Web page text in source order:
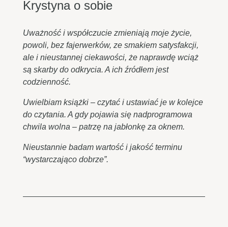
Krystyna o sobie
Uważność i współczucie zmieniają moje życie,
powoli, bez fajerwerków, ze smakiem satysfakcji,
ale i nieustannej ciekawości, że naprawdę wciąż
są skarby do odkrycia. A ich źródłem jest
codzienność.
Uwielbiam książki – czytać i ustawiać je w kolejce
do czytania. A gdy pojawia się nadprogramowa
chwila wolna – patrzę na jabłonkę za oknem.
Nieustannie badam wartość i jakość terminu
“wystarczająco dobrze”.